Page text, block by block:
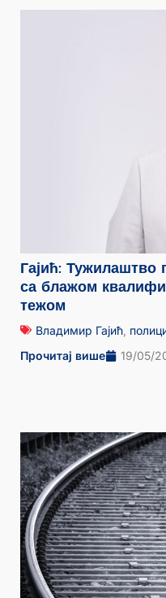
Гајић:
са блажом
тежом
Владимир Гајић
Прочитај више
19/05/